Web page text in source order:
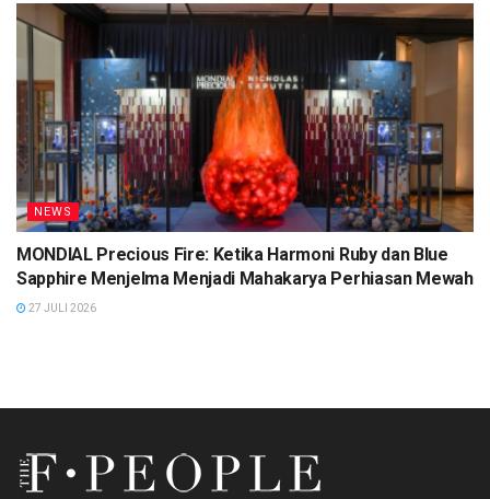
NEWS
MONDIAL Precious Fire: Ketika Harmoni Ruby dan Blue
Sapphire Menjelma Menjadi Mahakarya Perhiasan Mewah
27 JULI 2026